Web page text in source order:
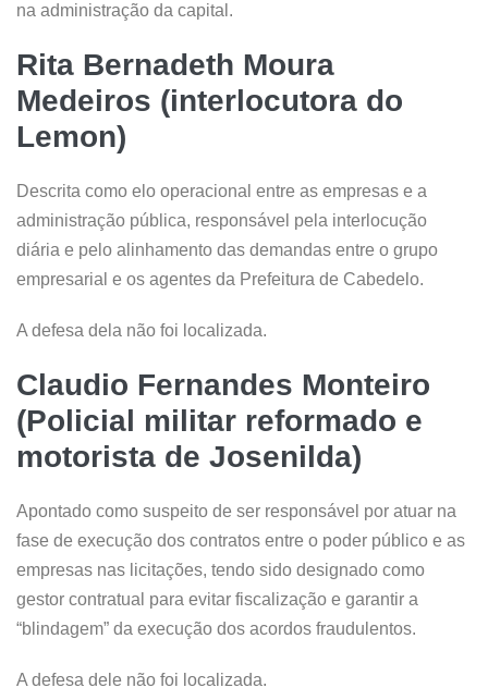
na administração da capital.
Rita Bernadeth Moura
Medeiros (interlocutora do
Lemon)
Descrita como elo operacional entre as empresas e a
administração pública, responsável pela interlocução
diária e pelo alinhamento das demandas entre o grupo
empresarial e os agentes da Prefeitura de Cabedelo.
A defesa dela não foi localizada.
Claudio Fernandes Monteiro
(Policial militar reformado e
motorista de Josenilda)
Apontado como suspeito de ser responsável por atuar na
fase de execução dos contratos entre o poder público e as
empresas nas licitações, tendo sido designado como
gestor contratual para evitar fiscalização e garantir a
“blindagem” da execução dos acordos fraudulentos.
A defesa dele não foi localizada.